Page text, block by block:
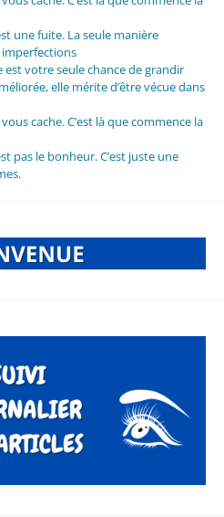
une fuite. La seule manière
imperfections
est votre seule chance de grandir
elle mérite d’être vécue dans
cache. C’est là que commence la
pas le bonheur. C’est juste une